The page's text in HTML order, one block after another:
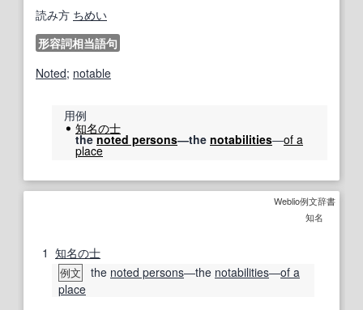
読み方 ちめい
形容詞相当語句
Noted; notable
用例
知名の士
thenoted persons―the notabilities―of a
place
Weblio例文辞書
知名
1 知名の士
例文 the noted persons―the notabilities―of a
place